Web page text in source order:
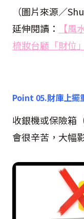
（圖片來源／
延伸閱讀：
【
梳妝台顧「財位」
Point 05.財庫上擺
收銀機或保險箱
會很辛苦，大幅